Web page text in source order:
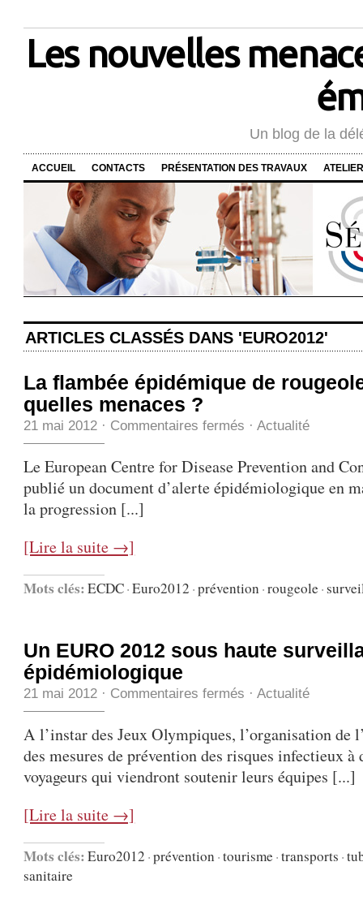
Les nouvelles
Un blog de la
ACCUEIL CONTACTS PRÉSENTATION DES TRAVAUX
ARTICLES CLASSÉS DANS 'EURO2012'
La flambée épidémique de
quelles menaces ?
21 mai 2012 · Commentaires fermés ·Actualité
Le European Centre for Disease Prevention and
publié un document d’alerte épidémiologique en
la progression [...]
[Lire la suite →]
Mots clés:ECDC·Euro2012 ·prévention ·rougeole ·
Un EURO 2012 sous haute
épidémiologique
21 mai 2012 · Commentaires fermés ·Actualité
A l’instar des Jeux Olympiques, l’organisation de
des mesures de prévention des risques infectieux à
voyageurs qui viendront soutenir leurs équipes [...]
[Lire la suite →]
Mots clés:Euro2012 ·prévention ·tourisme ·transports ·
sanitaire